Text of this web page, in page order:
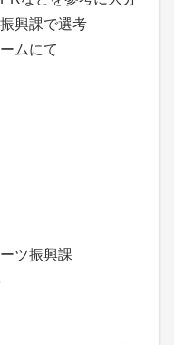
興課で選考
ムにて
ツ振興課